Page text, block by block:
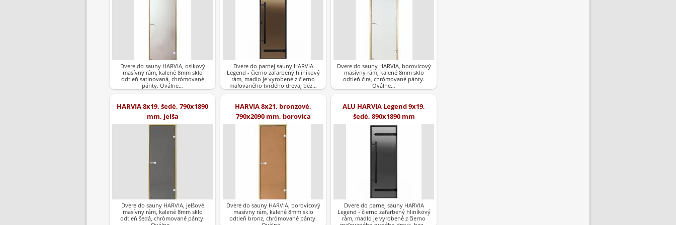
Dvere do sauny HARVIA, osikový
masívny rám, kalené 8mm sklo
odtieň satinovaná, chrómované
pánty. Oválne…
Dvere do parnej sauny HARVIA
Legend - čierno zafarbený hliníkový
rám, madlo je vyrobené z čierno
maľovaného tvrdého dreva, bez…
Dvere do sauny HARVIA, borovicový
masívny rám, kalené 8mm sklo
odtieň číra, chrómované pánty.
Oválne…
HARVIA 8x19, šedé, 790x1890
mm, jelša
Dvere do sauny HARVIA, jelšové
masívny rám, kalené 8mm sklo
odtieň šedá, chrómované pánty.
HARVIA 8x21, bronzové,
790x2090 mm, borovica
Dvere do sauny HARVIA, borovicový
masívny rám, kalené 8mm sklo
odtieň bronz, chrómované pánty.
ALU HARVIA Legend 9x19,
šedé, 890x1890 mm
Dvere do parnej sauny HARVIA
Legend - čierno zafarbený hliníkový
rám, madlo je vyrobené z čierno